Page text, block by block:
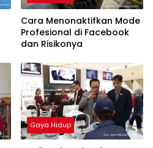
Cara Menonaktifkan Mode
Profesional di Facebook
dan Risikonya
Gaya Hidup